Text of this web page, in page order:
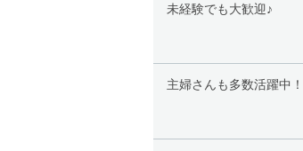
未経験でも大歓迎♪
主婦さんも多数活躍中！